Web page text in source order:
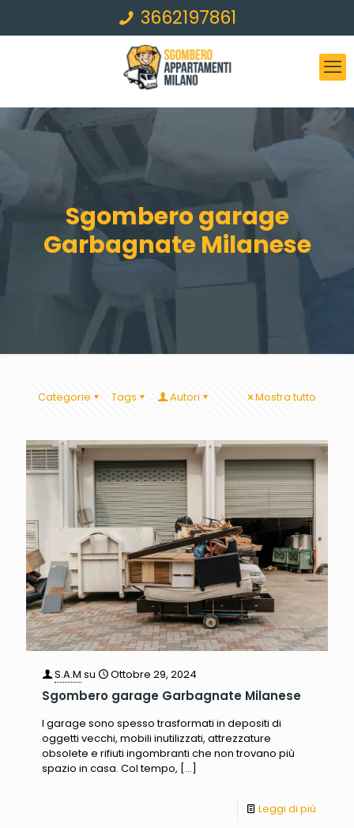
3662197861
Sgombero garage
Garbagnate Milanese
Categorie Tags Autori Mostra tutto
S.A.M su Ottobre 29, 2024
Sgombero garage Garbagnate Milanese
I garage sono spesso trasformati in depositi di
oggetti vecchi, mobili inutilizzati, attrezzature
obsolete e rifiuti ingombranti che non trovano più
spazio in casa. Col tempo, […]
Leggi di più